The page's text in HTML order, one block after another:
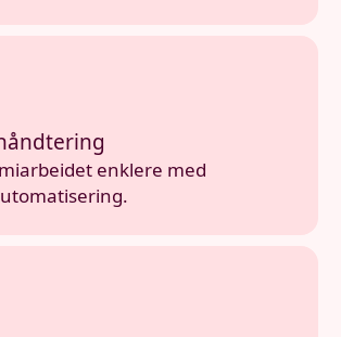
enklere med